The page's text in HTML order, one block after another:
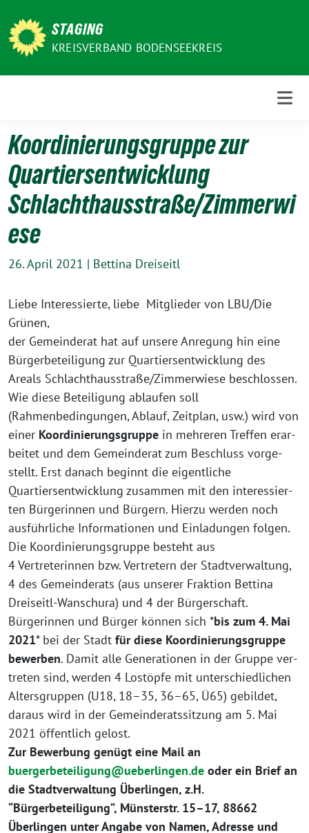
zum
Inhalt
STAGING
KREISVERBAND BODENSEEKREIS
Koordinierungsgruppe zur
Quartiersentwicklung
Schlachthausstraße/Zimmerwi
ese
26. April 2021 | Bettina Dreiseitl
Liebe Interessierte, lie­be Mitglieder von LBU/Die
Grünen,
der Gemeinderat hat auf unse­re Anregung hin eine
Bürgerbeteiligung zur Quartiersentwicklung des
Areals Schlachthausstraße/Zimmerwiese beschlossen.
Wie die­se Beteiligung ablau­fen soll
(Rahmenbedingungen, Ablauf, Zeitplan, usw.) wird von
einer Koordinierungsgruppe in meh­re­ren Treffen erar­
bei­tet und dem Gemeinderat zum Beschluss vor­ge­
stellt. Erst danach beginnt die eigent­li­che
Quartiersentwicklung zusam­men mit den inter­es­sier­
ten Bürgerinnen und Bürgern. Hierzu wer­den noch
aus­führ­li­che Informationen und Einladungen folgen.
Die Koordinierungsgruppe besteht aus
4 Vertreterinnen bzw. Vertretern der Stadtverwaltung,
4 des Gemeinderats (aus unse­rer Fraktion Bettina
Dreiseitl-Wanschura) und 4 der Bürgerschaft.
Bürgerinnen und Bürger kön­nen sich *bis zum 4. Mai
2021* bei der Stadt für die­se Koordinierungsgruppe
bewer­ben. Damit alle Generationen in der Gruppe ver­
tre­ten sind, wer­den 4 Lostöpfe mit unter­schied­li­chen
Altersgruppen (U18, 18–35, 36–65, Ü65) gebil­det,
dar­aus wird in der Gemeinderatssitzung am 5. Mai
2021 öffent­lich gelost.
Zur Bewerbung genügt eine Mail an
buergerbeteiligung@ueberlingen.de oder ein Brief an
die Stadtverwaltung Überlingen, z.H.
“Bürgerbeteiligung”, Münsterstr. 15–17, 88662
Überlingen unter Angabe von Namen, Adresse und